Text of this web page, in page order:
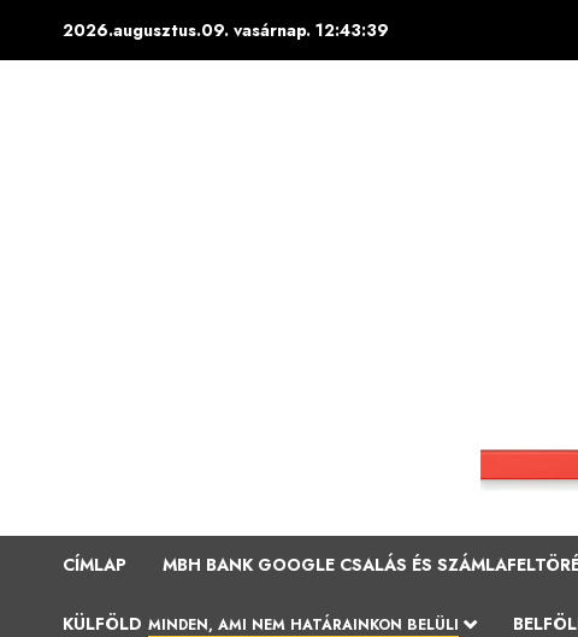
2026.augusztus.09. vasárnap. 12:43:40
CÍMLAP MBH BANK GOOGLE CSALÁS ÉS
KÜLFÖLD MINDEN, AMI NEM HATÁRAINKON BELÜLI